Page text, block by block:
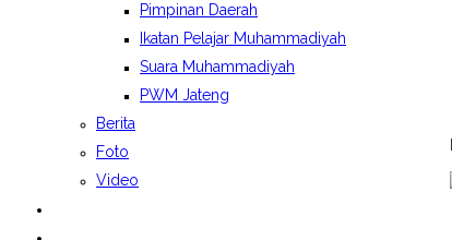
Pimpinan Daerah
Ikatan Pelajar Muhammadiyah
Suara Muhammadiyah
PWM Jateng
Berita
Foto
Video